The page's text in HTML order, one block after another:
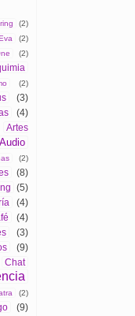
(2)
(2)
(2)
(2)
(3)
(4)
Artes
Audio
(2)
(8)
(5)
(4)
(4)
(3)
(9)
Chat
(2)
(9)